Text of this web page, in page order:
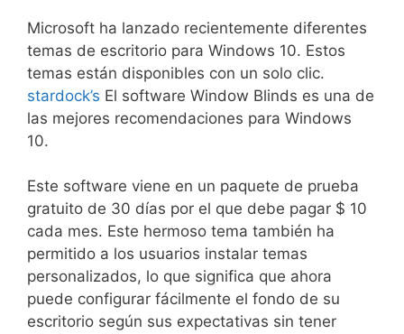
Microsoft ha lanzado recientemente diferentes
temas de escritorio para Windows 10. Estos
temas están disponibles con un solo clic.
stardock’s El software Window Blinds es una de
las mejores recomendaciones para Windows
10.
Este software viene en un paquete de prueba
gratuito de 30 días por el que debe pagar $ 10
cada mes. Este hermoso tema también ha
permitido a los usuarios instalar temas
personalizados, lo que significa que ahora
puede configurar fácilmente el fondo de su
escritorio según sus expectativas sin tener